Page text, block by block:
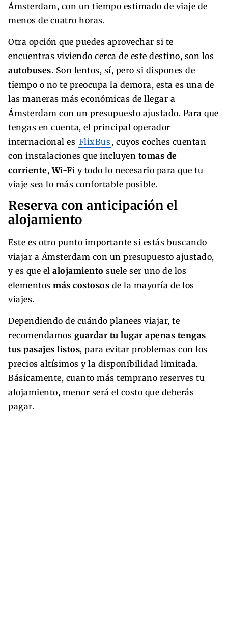
Ámsterdam, con un tiempo estimado de viaje de
menos de cuatro horas.
Otra opción que puedes aprovechar si te
encuentras viviendo cerca de este destino, son los
autobuses. Son lentos, sí, pero si dispones de
tiempo o no te preocupa la demora, esta es una de
las maneras más económicas de llegar a
Ámsterdam con un presupuesto ajustado. Para que
tengas en cuenta, el principal operador
internacional es FlixBus, cuyos coches cuentan
con instalaciones que incluyen tomas de
corriente,Wi-Fi y todo lo necesario para que tu
viaje sea lo más confortable posible.
Reserva con anticipación el
alojamiento
Este es otro punto importante si estás buscando
viajar a Ámsterdam con un presupuesto ajustado,
y es que el alojamiento suele ser uno de los
elementos más costosos de la mayoría de los
viajes.
Dependiendo de cuándo planees viajar, te
recomendamos guardar tu lugar apenas tengas
tus pasajes listos, para evitar problemas con los
precios altísimos y la disponibilidad limitada.
Básicamente, cuanto más temprano reserves tu
alojamiento, menor será el costo que deberás
pagar.